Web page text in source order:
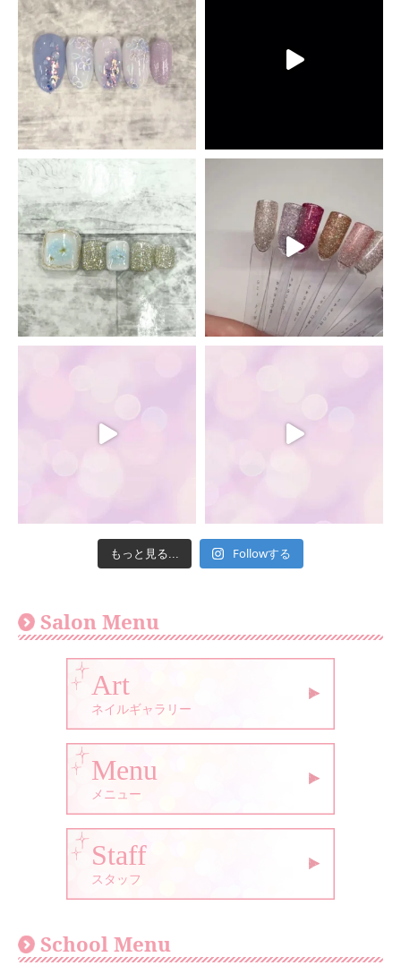
もっと見る... Followする
Salon Menu
Art
ネイルギャラリー
Menu
メニュー
Staff
スタッフ
School Menu